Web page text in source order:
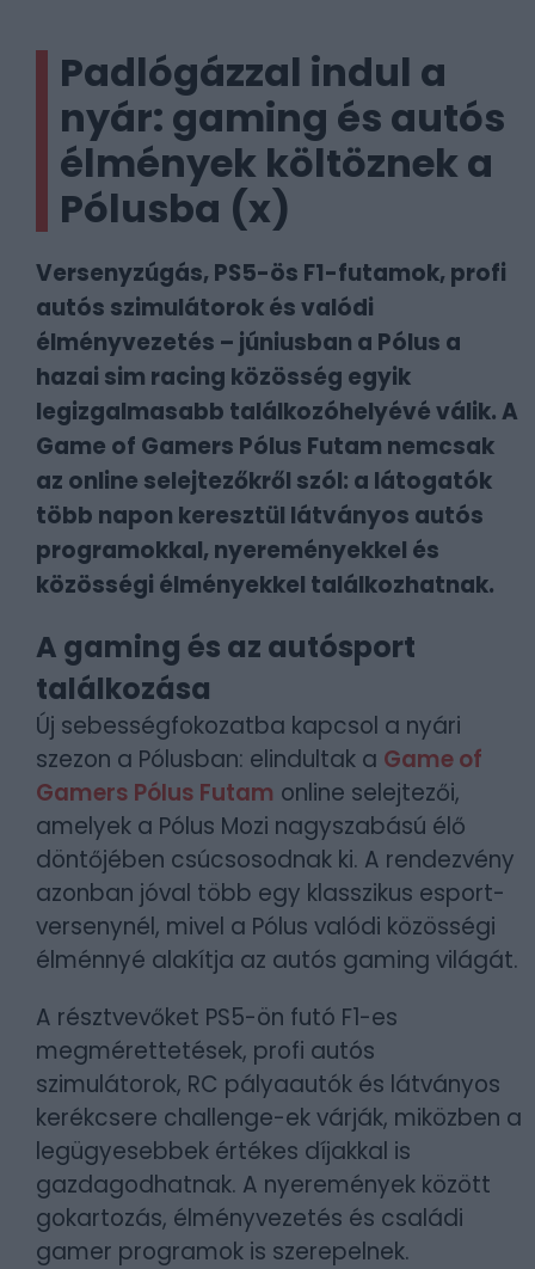
Padlógázzal indul a
nyár: gaming és autós
élmények költöznek a
Pólusba (x)
Versenyzúgás, PS5-ös F1-futamok, profi
autós szimulátorok és valódi
élményvezetés – júniusban a Pólus a
hazai sim racing közösség egyik
legizgalmasabb találkozóhelyévé válik. A
Game of Gamers Pólus Futam nemcsak
az online selejtezőkről szól: a látogatók
több napon keresztül látványos autós
programokkal, nyereményekkel és
közösségi élményekkel találkozhatnak.
A gaming és az autósport
találkozása
Új sebességfokozatba kapcsol a nyári
szezon a Pólusban: elindultak a Game of
Gamers Pólus Futam online selejtezői,
amelyek a Pólus Mozi nagyszabású élő
döntőjében csúcsosodnak ki. A rendezvény
azonban jóval több egy klasszikus esport-
versenynél, mivel a Pólus valódi közösségi
élménnyé alakítja az autós gaming világát.
A résztvevőket PS5-ön futó F1-es
megmérettetések, profi autós
szimulátorok, RC pályaautók és látványos
kerékcsere challenge-ek várják, miközben a
legügyesebbek értékes díjakkal is
gazdagodhatnak. A nyeremények között
gokartozás, élményvezetés és családi
gamer programok is szerepelnek.